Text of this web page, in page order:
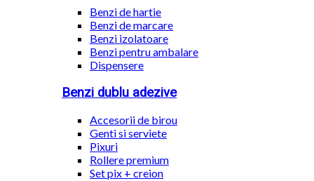
Benzi de hartie
Benzi de marcare
Benzi izolatoare
Benzi pentru ambalare
Dispensere
Benzi dublu adezive
Accesorii de birou
Genti si serviete
Pixuri
Rollere premium
Set pix + creion